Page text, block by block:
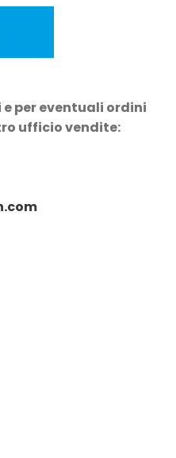
per eventuali ordini
ufficio vendite: